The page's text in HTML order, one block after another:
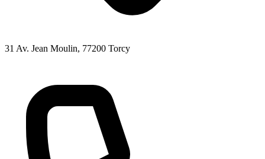
31 Av. Jean Moulin, 77200 Torcy